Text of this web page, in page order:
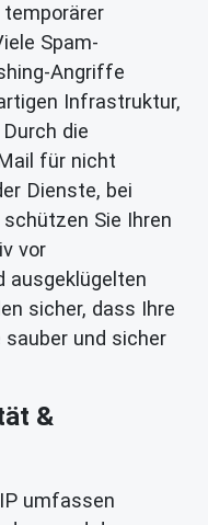
temporärer
Spam-
Angriffe
Infrastruktur,
die
für nicht
Dienste, bei
Sie Ihren
vor
ausgeklügelten
sicher, dass Ihre
und sicher
&
umfassen